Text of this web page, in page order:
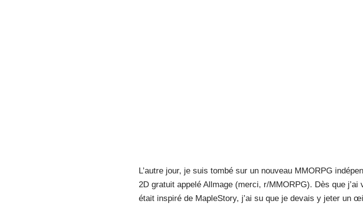
L’autre jour, je suis tombé sur un nouveau MMORPG
2D gratuit appelé Allmage (merci, r/MMORPG). Dès que
était inspiré de MapleStory, j’ai su que je devais y jeter un